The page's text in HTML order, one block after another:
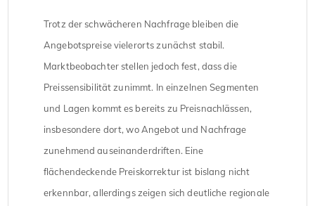
Trotz der schwächeren Nachfrage bleiben die
Angebotspreise vielerorts zunächst stabil.
Marktbeobachter stellen jedoch fest, dass die
Preissensibilität zunimmt. In einzelnen Segmenten
und Lagen kommt es bereits zu Preisnachlässen,
insbesondere dort, wo Angebot und Nachfrage
zunehmend auseinanderdriften. Eine
flächendeckende Preiskorrektur ist bislang nicht
erkennbar, allerdings zeigen sich deutliche regionale